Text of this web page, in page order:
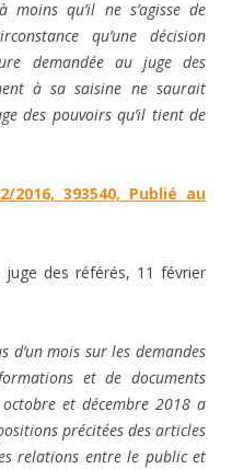
moins qu’il ne s’agisse de
qu’une décision
demandée au juge des
à sa saisine ne saurait
des pouvoirs qu’il tient de
2016, 393540, Publié au
des référés, 11 février
d’un mois sur les demandes
et de documents
et décembre 2018 a
précitées des articles
relations entre le public et